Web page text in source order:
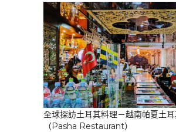
全球探訪土耳其料理－越南帕夏土
（Pasha Restaurant）